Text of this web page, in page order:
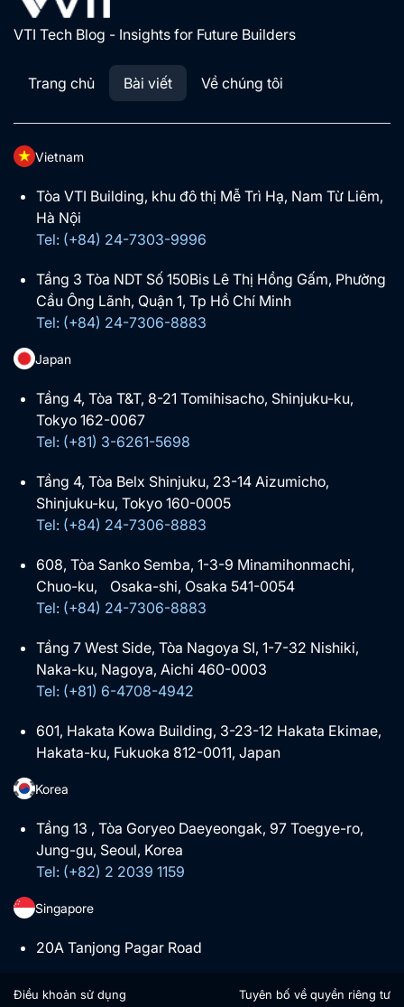
VTI Tech Blog - Insights for Future Builders
Trang chủ Bài viết Về chúng tôi
Vietnam
Tòa VTI Building, khu đô thị Mễ Trì Hạ, Nam Từ Liêm,
Hà Nội
Tel: (+84) 24-7303-9996
Tầng 3 Tòa NDT Số 150Bis Lê Thị Hồng Gấm, Phường
Cầu Ông Lãnh, Quận 1, Tp Hồ Chí Minh
Tel: (+84) 24-7306-8883
Japan
Tầng 4, Tòa T&T, 8-21 Tomihisacho, Shinjuku-ku,
Tokyo 162-0067
Tel: (+81) 3-6261-5698
Tầng 4, Tòa Belx Shinjuku, 23-14 Aizumicho,
Shinjuku-ku, Tokyo 160-0005
Tel: (+84) 24-7306-8883
608, Tòa Sanko Semba, 1-3-9 Minamihonmachi,
Chuo-ku, Osaka-shi, Osaka 541-0054
Tel: (+84) 24-7306-8883
Tầng 7 West Side, Tòa Nagoya SI, 1-7-32 Nishiki,
Naka-ku, Nagoya, Aichi 460-0003
Tel: (+81) 6-4708-4942
601, Hakata Kowa Building, 3-23-12 Hakata Ekimae,
Hakata-ku, Fukuoka 812-0011, Japan
Korea
Tầng 13 , Tòa Goryeo Daeyeongak, 97 Toegye-ro,
Jung-gu, Seoul, Korea
Tel: (+82) 2 2039 1159
Singapore
20A Tanjong Pagar Road
Điều khoản sử dụng Tuyên bố về quyền riêng tư